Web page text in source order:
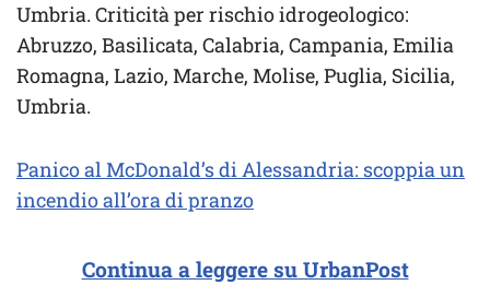
Umbria. Criticità per rischio idrogeologico:
Abruzzo, Basilicata, Calabria, Campania, Emilia
Romagna, Lazio, Marche, Molise, Puglia, Sicilia,
Umbria.
Panico al McDonald’s di Alessandria: scoppia un
incendio all’ora di pranzo
Continua a leggere su UrbanPost